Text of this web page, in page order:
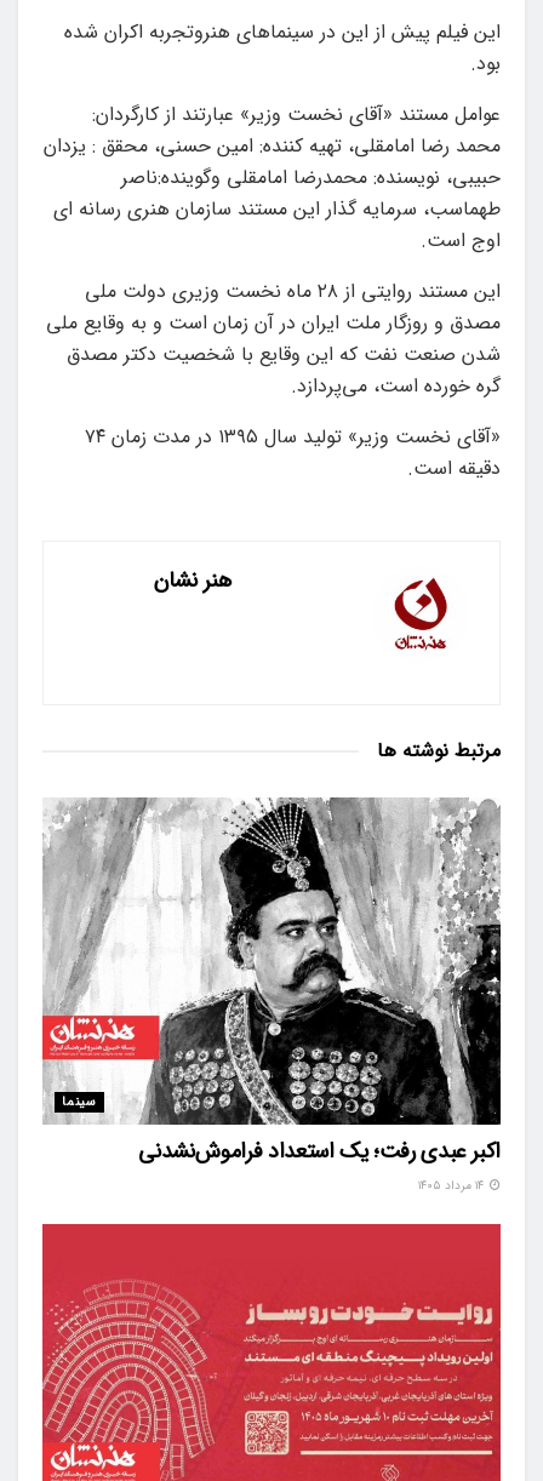
این فیلم پیش از این در سینماهای هنروتجربه اکران شده
بود.
عوامل مستند «آقای نخست وزیر» عبارتند از کارگردان:‌
محمد رضا امامقلی، تهیه کننده: امین حسنی، محقق :‌ یزدان
حبیبی، نویسنده: محمدرضا امامقلی وگوینده:ناصر
طهماسب، سرمایه گذار این مستند سازمان هنری رسانه ای
اوج است.
این مستند روایتی از ۲۸ ماه نخست وزیری دولت ملی
مصدق و روزگار ملت ایران در آن زمان است و به وقایع ملی
شدن صنعت نفت که این وقایع با شخصیت دکتر مصدق
گره خورده است، می‌پردازد.
«آقای نخست وزیر» تولید سال ۱۳۹۵ در مدت زمان ۷۴
دقیقه است.
هنر نشان
مرتبط نوشته ها
سینما
اکبر عبدی رفت؛ یک استعداد فراموش‌نشدنی